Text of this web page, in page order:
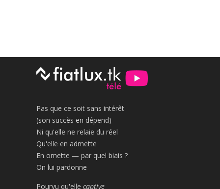
Pas que ce soit sans intérêt
(son succès en dépend)
Ni qu'elle ne relaie du réel
Qu'elle en admette
En omette — par quel biais ?
On lui pardonne
Pourvu qu'elle captive